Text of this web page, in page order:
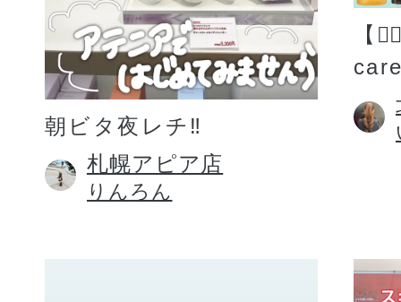
朝ビタ夜レチ‼️
札幌アピア店
りんろん
【